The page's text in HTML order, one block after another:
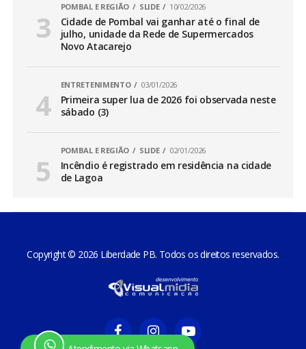
POMBAL E REGIÃO SLIDE 10/02/2026
Cidade de Pombal vai ganhar até o final de
julho, unidade da Rede de Supermercados
Novo Atacarejo
ENTRETENIMENTO 03/01/2026
Primeira super lua de 2026 foi observada neste
sábado (3)
POMBAL E REGIÃO SLIDE 02/01/2026
Incêndio é registrado em residência na cidade
de Lagoa
Copyright © 2026 Liberdade PB. Todos os direitos reservados.